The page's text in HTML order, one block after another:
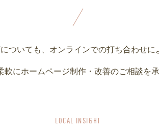
ついても、オンラインでの打ち合わせに
軟にホームページ制作・改善のご相談を承